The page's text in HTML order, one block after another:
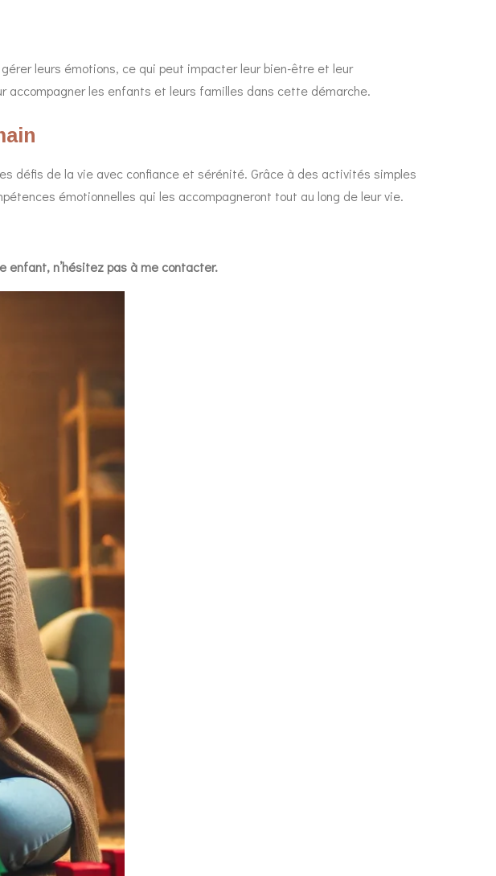
leurs émotions, ce qui peut impacter leur bien-être et leur
accompagner les enfants et leurs familles dans cette démarche.
défis de la vie avec confiance et sérénité. Grâce à des activités simples
émotionnelles qui les accompagneront tout au long de leur vie.
enfant, n’hésitez pas à me contacter.